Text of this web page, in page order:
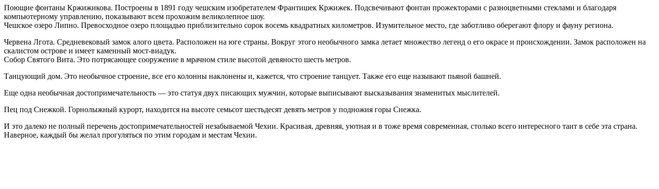
Поющие фонтаны Кржижикова. Построены в 1891 году чешским изобретателем Франтишек Кржижек. Подсвечивают фонтан прожекторами с разноцветными стеклами и благодаря
компьютерному управлению, показывают всем прохожим великолепное шоу.
Чешское озеро Липно. Превосходное озеро площадью приблизительно сорок восемь квадратных километров. Изумительное место, где заботливо оберегают флору и фауну региона.
Червена Лгота. Средневековый замок алого цвета. Расположен на юге страны. Вокруг этого необычного замка летает множество легенд о его окрасе и происхождении. Замок расположен на
скалистом острове и имеет каменный мост-виадук.
Собор Святого Вита. Это потрясающее сооружение в мрачном стиле высотой девяносто шесть метров.
Танцующий дом. Это необычное строение, все его колонны наклонены и, кажется, что строение танцует. Также его еще называют пьяной башней.
Еще одна необычная достопримечательность — это статуя двух писающих мужчин, которые выписывают высказывания знаменитых мыслителей.
Пец под Снежкой. Горнолыжный курорт, находится на высоте семьсот шестьдесят девять метров у подножия горы Снежка.
И это далеко не полный перечень достопримечательностей незабываемой Чехии. Красивая, древняя, уютная и в тоже время современная, столько всего интересного таит в себе эта страна.
Наверное, каждый бы желал прогуляться по этим городам и местам Чехии.